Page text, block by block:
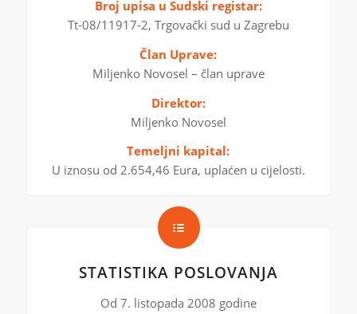
Broj upisa u Sudski registar:
Tt-08/11917-2, Trgovački sud u Zagrebu
Član Uprave:
Miljenko Novosel – član uprave
Direktor:
Miljenko Novosel
Temeljni kapital:
U iznosu od 2.654,46 Eura, uplaćen u cijelosti.
STATISTIKA POSLOVANJA
Od 7. listopada 2008 godine